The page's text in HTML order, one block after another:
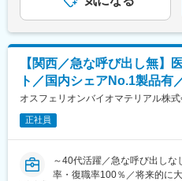
す。現場配属後も上長や先輩
階層別の研修プログラムを用
をする環境が整っております
※初期研修期間中は会社で手
だきます。
■キャリアパス
・マネージャー、本社部門な
ございます。それを実現する
内公募制度：職種、セクター
■事業部について：
オーソペディックス事業本部
ント製品を取り扱っています
ーツビジネスの営業職を募集
トラウマビジネスは、四肢の
ケットリーダーを維持し、そ
圧倒的な製品ポートフォリオ
腱板断裂修復術などに用いる
発売。国内においても最初に
ンセンティブを含む金額です
り、選考を通じて上下する可
当を含めた表記です。
【関西／急な呼び出し無
ト／国内シェアNo.1製品有
オスフェリオンバイオマテリアル株式
正社員
～40代活躍／急な呼び出し
率・復職率100％／将来的に